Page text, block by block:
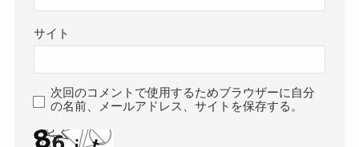
サイト
次回のコメントで使用するためブラウザーに自分
の名前、メールアドレス、サイトを保存する。